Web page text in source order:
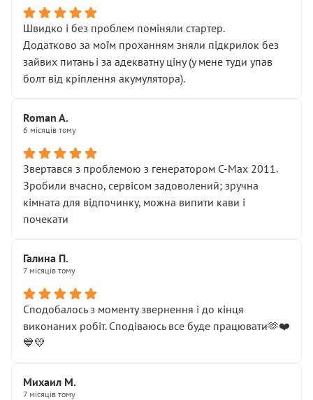
Швидко і без проблем поміняли стартер.
Додатково за моїм проханням зняли підкрилок без
зайвих питань і за адекватну ціну (у мене туди упав
болт від кріплення акумулятора).
Roman A.
6 місяців тому
Звертався з проблемою з генератором C-Max 2011.
Зробили вчасно, сервісом задоволений; зручна
кімната для відпочинку, можна випити кави і
почекати
Галина П.
7 місяців тому
Сподобалось з моменту звернення і до кінця
виконаних робіт. Сподіваюсь все буде працювати🫶❤️
💙💛
Михаил М.
7 місяців тому